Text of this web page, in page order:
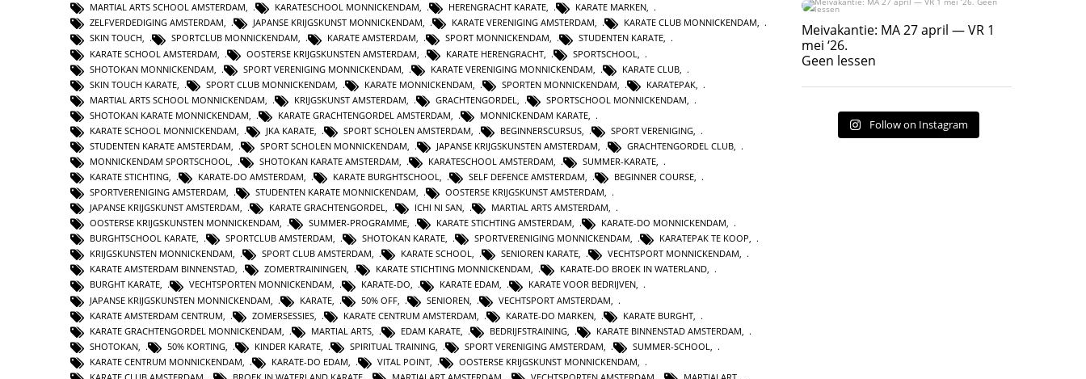
MARTIAL ARTS SCHOOL AMSTERDAM, KARATESCHOOL MONNICKENDAM, HERENGRACHT KARATE, KARATE MARKEN,
ZELFVERDEDIGING AMSTERDAM, JAPANSE KRIJGSKUNST MONNICKENDAM, KARATE VERENIGING AMSTERDAM, KARATE CLUB MONNICKENDAM,
SKIN TOUCH, SPORTCLUB MONNICKENDAM, KARATE AMSTERDAM, SPORT MONNICKENDAM, STUDENTEN KARATE,
KARATE SCHOOL AMSTERDAM
OOSTERSE KRIJGSKUNSTEN AMSTERDAM KARATE HERENGRACHT SPORTSCHOOL
SHOTOKAN MONNICKENDAM
SPORT VERENIGING MONNICKENDAM KARATE VERENIGING MONNICKENDAM KARATE CLUB
SKIN TOUCH KARATE
SPORT CLUB MONNICKENDAM KARATE MONNICKENDAM SPORTEN MONNICKENDAM KARATEPAK
MARTIAL ARTS SCHOOL MONNICKENDAM
KRIJGSKUNST AMSTERDAM GRACHTENGORDEL SPORTSCHOOL MONNICKENDAM
SHOTOKAN KARATE MONNICKENDAM
KARATE GRACHTENGORDEL AMSTERDAM MONNICKENDAM KARATE
KARATE SCHOOL MONNICKENDAM
JKA KARATE SPORT SCHOLEN AMSTERDAM BEGINNERSCURSUS SPORT VERENIGING
STUDENTEN KARATE AMSTERDAM
SPORT SCHOLEN MONNICKENDAM JAPANSE KRIJGSKUNSTEN AMSTERDAM GRACHTENGORDEL CLUB
MONNICKENDAM SPORTSCHOOL
SHOTOKAN KARATE AMSTERDAM KARATESCHOOL AMSTERDAM SUMMER-KARATE
KARATE STICHTING, KARATE-DO AMSTERDAM, KARATE BURGHTSCHOOL, SELF DEFENCE AMSTERDAM, BEGINNER COURSE,
SPORTVERENIGING AMSTERDAM, STUDENTEN KARATE MONNICKENDAM, OOSTERSE KRIJGSKUNST AMSTERDAM,
JAPANSE KRIJGSKUNST AMSTERDAM, KARATE GRACHTENGORDEL, ICHI NI SAN, MARTIAL ARTS AMSTERDAM,
OOSTERSE KRIJGSKUNSTEN MONNICKENDAM, SUMMER-PROGRAMME, KARATE STICHTING AMSTERDAM, KARATE-DO MONNICKENDAM,
BURGHTSCHOOL KARATE, SPORTCLUB AMSTERDAM, SHOTOKAN KARATE, SPORTVERENIGING MONNICKENDAM, KARATEPAK TE KOOP,
KRIJGSKUNSTEN MONNICKENDAM, SPORT CLUB AMSTERDAM, KARATE SCHOOL, SENIOREN KARATE, VECHTSPORT MONNICKENDAM,
KARATE AMSTERDAM BINNENSTAD, ZOMERTRAININGEN, KARATE STICHTING MONNICKENDAM, KARATE-DO BROEK IN WATERLAND,
BURGHT KARATE, VECHTSPORTEN MONNICKENDAM, KARATE-DO, KARATE EDAM, KARATE VOOR BEDRIJVEN,
JAPANSE KRIJGSKUNSTEN MONNICKENDAM
KARATE 50% OFF SENIOREN VECHTSPORT AMSTERDAM
KARATE AMSTERDAM CENTRUM
ZOMERSESSIES KARATE CENTRUM AMSTERDAM KARATE-DO MARKEN KARATE BURGHT
KARATE GRACHTENGORDEL MONNICKENDAM
MARTIAL ARTS EDAM KARATE BEDRIJFSTRAINING KARATE BINNENSTAD AMSTERDAM
SHOTOKAN
50% KORTING KINDER KARATE SPIRITUAL TRAINING SPORT VERENIGING AMSTERDAM SUMMER-SCHOOL
KARATE CENTRUM MONNICKENDAM
KARATE-DO EDAM VITAL POINT OOSTERSE KRIJGSKUNST MONNICKENDAM
Meivakantie: MA 27 april — VR 1 mei ‘26.
Geen lessen
17
Meivakantie: MA 27 april — VR 1
mei ‘26.
Geen lessen
Follow on Instagram